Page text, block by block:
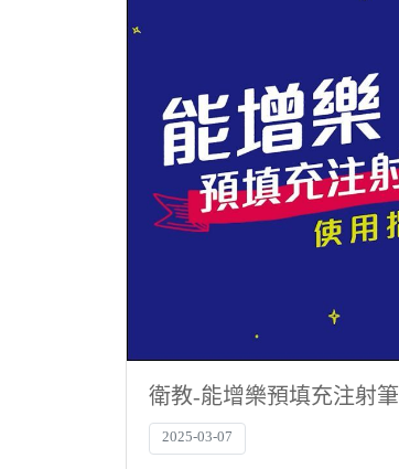
衛教-能增樂預填充注射筆
2025-03-07